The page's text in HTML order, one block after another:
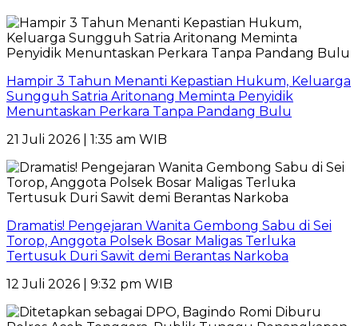
Hampir 3 Tahun Menanti Kepastian Hukum, Keluarga
Sungguh Satria Aritonang Meminta Penyidik
Menuntaskan Perkara Tanpa Pandang Bulu
21 Juli 2026 | 1:35 am WIB
Dramatis! Pengejaran Wanita Gembong Sabu di Sei
Torop, Anggota Polsek Bosar Maligas Terluka
Tertusuk Duri Sawit demi Berantas Narkoba
12 Juli 2026 | 9:32 pm WIB